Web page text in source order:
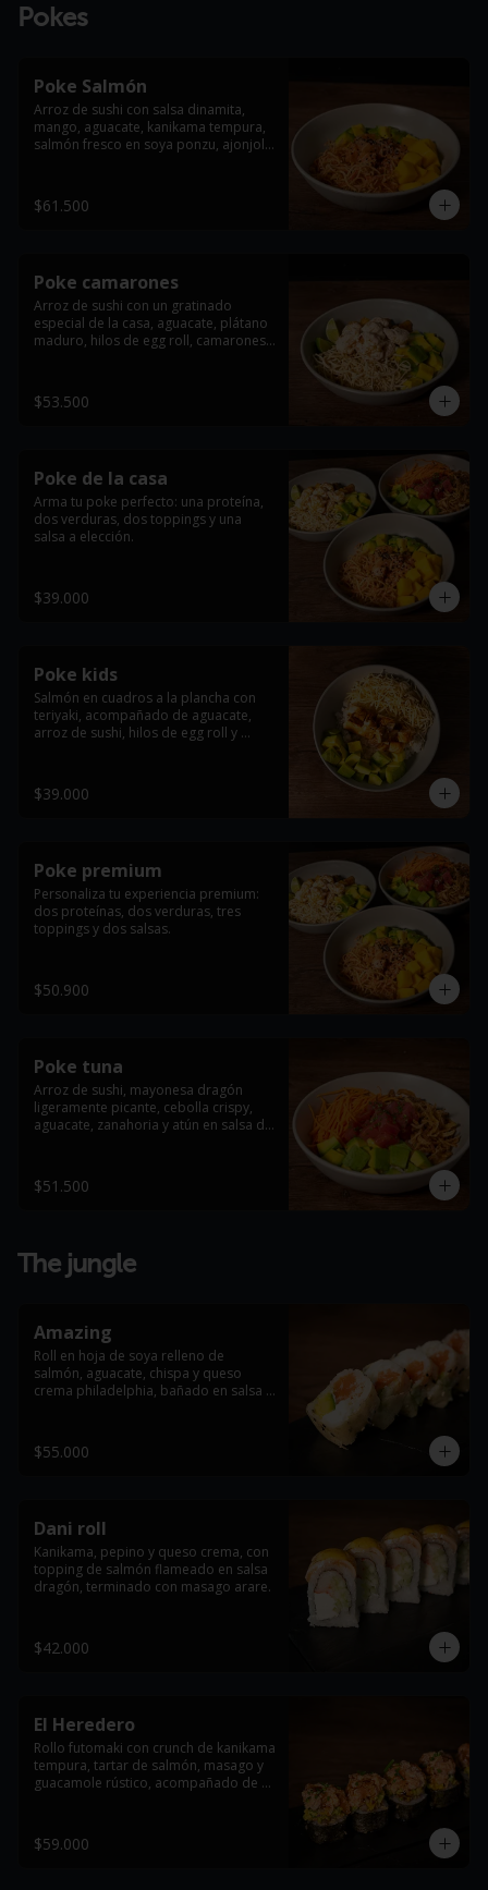
Pokes
Poke Salmón
Arroz de sushi con salsa dinamita,
mango, aguacate, kanikama tempura,
salmón fresco en soya ponzu, ajonjolí
$61.500
Poke camarones
Arroz de sushi con un gratinado
especial de la casa, aguacate, plátano
maduro, hilos de egg roll, camarones
$53.500
Poke de la casa
Arma tu poke perfecto: una proteína,
dos verduras, dos toppings y una
salsa a elección.
$39.000
Poke kids
Salmón en cuadros a la plancha con
teriyaki, acompañado de aguacate,
arroz de sushi, hilos de egg roll y
$39.000
Poke premium
Personaliza tu experiencia premium:
dos proteínas, dos verduras, tres
toppings y dos salsas.
$50.900
Poke tuna
Arroz de sushi, mayonesa dragón
ligeramente picante, cebolla crispy,
aguacate, zanahoria y atún en salsa de
$51.500
The jungle
Amazing
Roll en hoja de soya relleno de
salmón, aguacate, chispa y queso
crema philadelphia, bañado en salsa
$55.000
Dani roll
Kanikama, pepino y queso crema, con
topping de salmón flameado en salsa
dragón, terminado con masago arare.
$42.000
El Heredero
Rollo futomaki con crunch de kanikama
tempura, tartar de salmón, masago y
guacamole rústico, acompañado de
$59.000